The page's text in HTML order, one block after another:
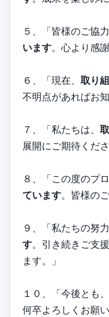
５、「皆様のご協
います。心より感
６、「現在、 取り
不明点があればお
７、「私たちは、
展開にご期待くださ
８、「この度のプ
ています。皆様の
９、「私たちの努力
す。引き続きご支
ます。」
１０、「今後とも、
何卒よろしくお願